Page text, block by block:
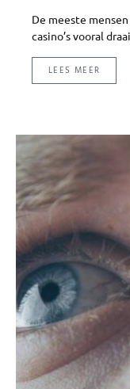
De meeste
casino’s vooral
LEES MEER